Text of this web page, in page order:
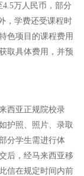
万人民币，部分
，学费还受课程时
色项目的课程费用
取具体费用，并预
西亚正规院校录
护照、照片、录取
分学生需进行体
后，经马来西亚移
信在规定时间内前